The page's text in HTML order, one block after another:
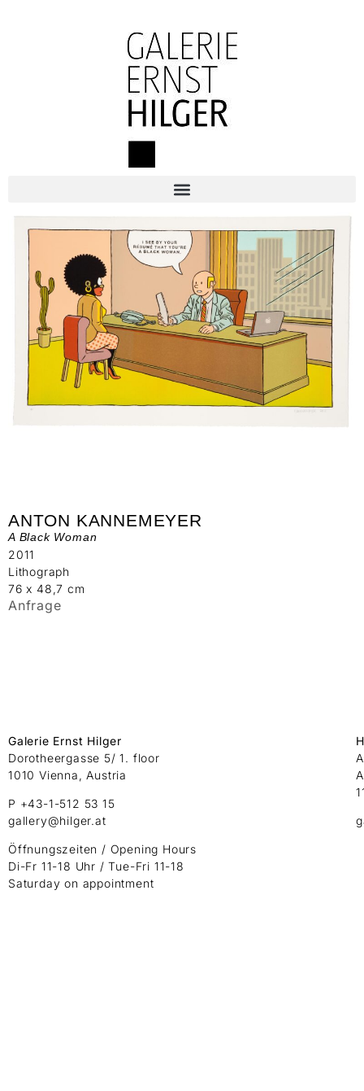
ANTON KANNEMEYER
A Black Woman
2011
Lithograph
76 x 48,7 cm
Anfrage
Galerie Ernst Hilger
Dorotheergasse 5/ 1. floor
1010 Vienna, Austria
P +43-1-512 53 15
gallery@hilger.at
Öffnungszeiten / Opening Hours
Di-Fr 11-18 Uhr / Tue-Fri 11-18
Saturday on appointment